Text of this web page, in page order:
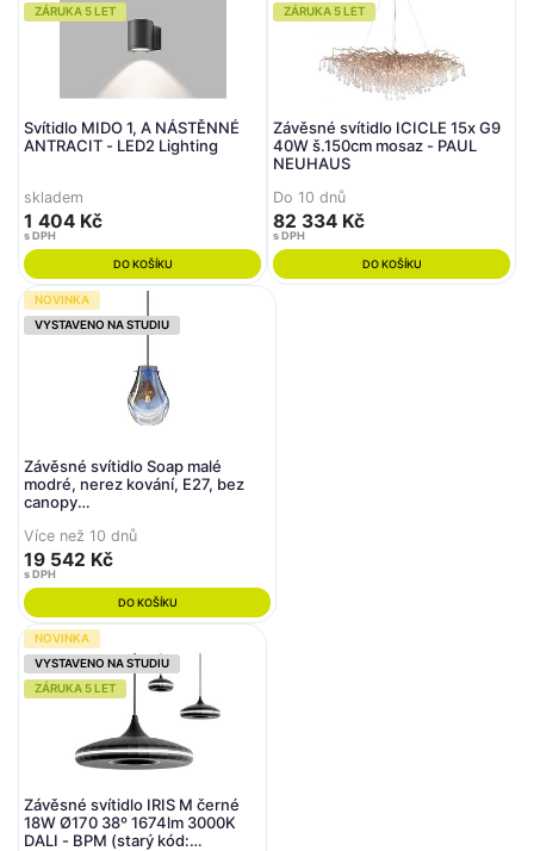
ZÁRUKA 5 LET
Svítidlo MIDO 1, A NÁSTĚNNÉ
ANTRACIT - LED2 Lighting
skladem
1 404 Kč
s DPH
DO KOŠÍKU
ZÁRUKA 5 LET
Závěsné svítidlo ICICLE 15x G9
40W š.150cm mosaz - PAUL
NEUHAUS
Do 10 dnů
82 334 Kč
s DPH
DO KOŠÍKU
NOVINKA
VYSTAVENO NA STUDIU
Závěsné svítidlo Soap malé
modré, nerez kování, E27, bez
canopy
- BOMMA
Více než 10 dnů
19 542 Kč
s DPH
DO KOŠÍKU
NOVINKA
VYSTAVENO NA STUDIU
ZÁRUKA 5 LET
Závěsné svítidlo IRIS M černé
18W Ø170 38º 1674lm 3000K
DALI - BPM (starý kód: